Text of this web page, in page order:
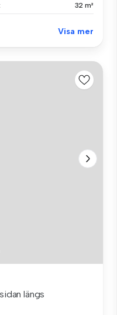
32 m²
Visa mer
längs